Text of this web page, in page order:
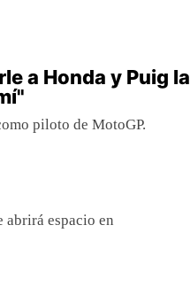
a Honda y Puig la
piloto de MotoGP.
abrirá espacio en